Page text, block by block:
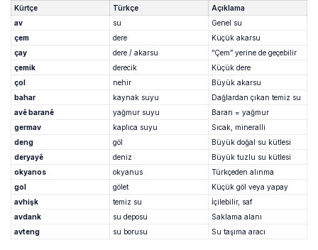
Kürtçe Türkçe
Açıklama
av
su
Genel su
çem
dere
Küçük akarsu
çay
dere / akarsu
“Çem” yerine de geçebilir
çemik
derecik
Küçük dere
çol
nehir
Büyük akarsu
bahar
kaynak suyu
Dağlardan çıkan temiz su
avê baranê
yağmur suyu
Baran = yağmur
germav
kaplıca suyu
Sıcak, mineralli
deng
göl
Büyük doğal su kütlesi
deryayê
deniz
Büyük tuzlu su kütlesi
okyanos
okyanus
Türkçeden alınma
gol
gölet
Küçük göl veya yapay
avhişk
temiz su
İçilebilir, saf
avdank
su deposu
Saklama alanı
avteng
su borusu Su taşıma aracı